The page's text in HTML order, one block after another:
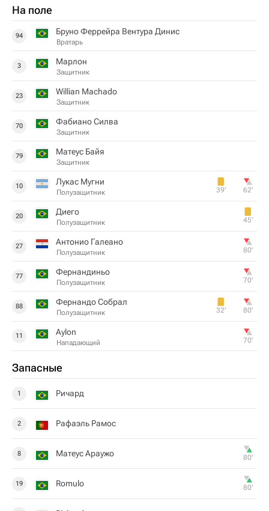
На поле
94 Бруно Феррейра Вентура Динис
Вратарь
3 Марлон
Защитник
23 Willian Machado
Защитник
70 Фабиано Силва
Защитник
79 Матеус Байя
Защитник
10 Лукас Мугни
Полузащитник 39‎’‎ 62‎’‎
20 Диего
Полузащитник 45‎’‎
27 Антонио Галеано
Полузащитник 80‎’‎
77 Фернандиньо
Полузащитник 70‎’‎
88 Фернандо Собрал
Полузащитник 32‎’‎ 80‎’‎
11 Aylon
Нападающий 70‎’‎
Запасные
1 Ричард
2 Рафаэль Рамос
8 Матеус Араужо 80‎’‎
19 Romulo 80‎’‎